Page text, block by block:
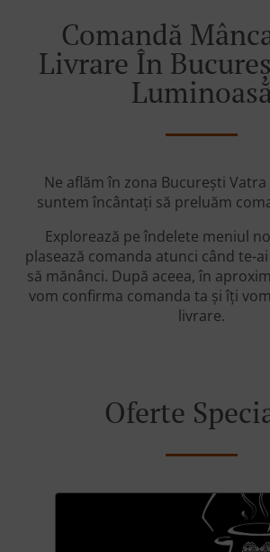
Comandă
Livrare În
Ne aflăm în zona București
suntem încântați să preluăm
Explorează pe îndelete meniul
plasează comanda atunci când te-
să mănânci. După aceea, în
vom confirma comanda ta și îți
livrare.
Oferte